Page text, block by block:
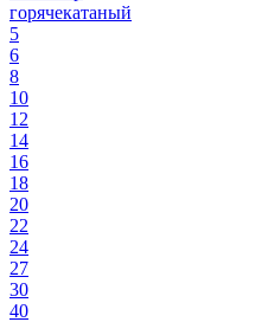
горячекатаный
5
6
8
10
12
14
16
18
20
22
24
27
30
40